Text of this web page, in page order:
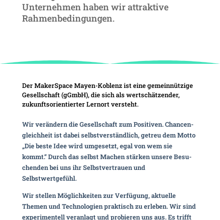
Unter­nehmen haben wir attrak­tive
Rahmenbedingungen.
Der Maker­Space Mayen-Koblenz ist eine gemein­nüt­zige
Gesell­schaft (gGmbH), die sich als wert­schät­zender,
zukunfts­ori­en­tierter Lernort versteht.
Wir verän­dern die Gesell­schaft zum Posi­tiven. Chan­cen­
gleich­heit ist dabei selbst­ver­ständ­lich, getreu dem Motto
„Die beste Idee wird umge­setzt, egal von wem sie
kommt.“ Durch das selbst Machen stärken unsere Besu­
chenden bei uns ihr Selbst­ver­trauen und
Selbstwertgefühl.
Wir stellen Möglich­keiten zur Verfü­gung, aktu­elle
Themen und Tech­no­lo­gien prak­tisch zu erleben. Wir sind
expe­ri­men­tell veran­lagt und probieren uns aus. Es trifft